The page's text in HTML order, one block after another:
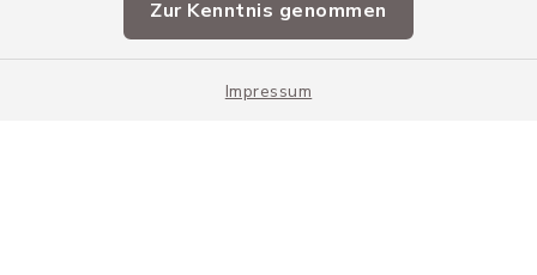
Zur Kenntnis genommen
Impressum
Impressum
Sitemap